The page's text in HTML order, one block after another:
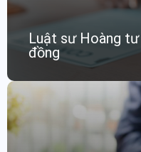
Luật sư Hoàng
đồng